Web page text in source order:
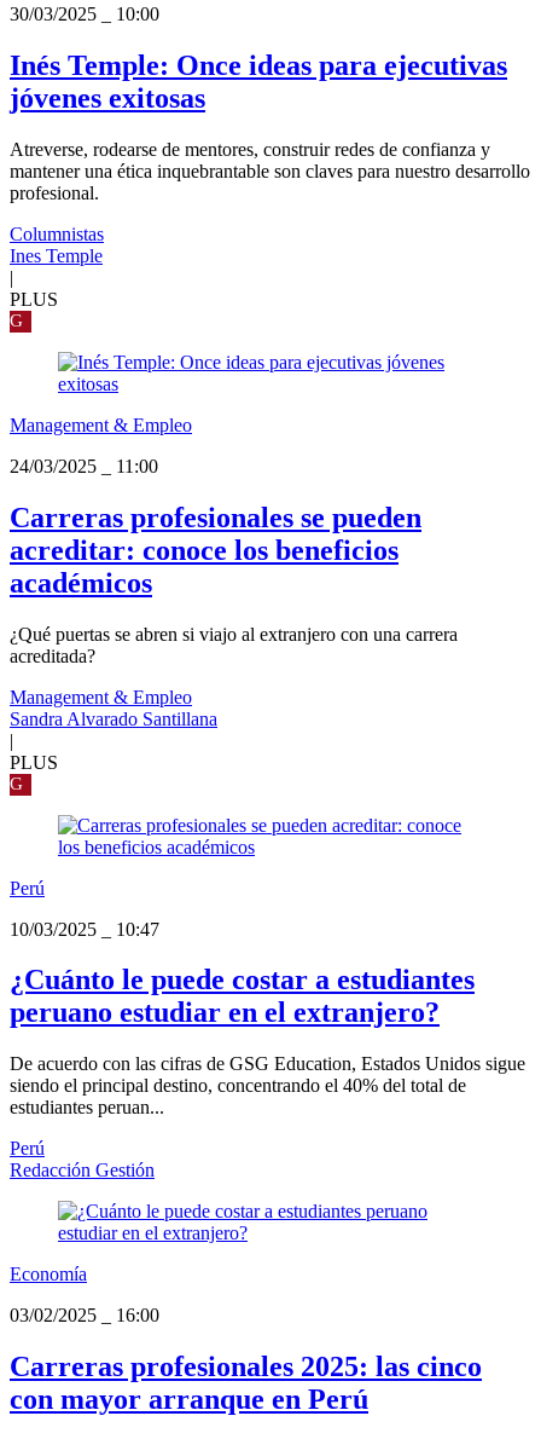
30/03/2025
10:00
Inés Temple: Once ideas para ejecutivas
jóvenes exitosas
Atreverse, rodearse de mentores, construir redes de confianza y
mantener una ética inquebrantable son claves para nuestro desarrollo
profesional.
Columnistas
Ines Temple
|
PLUS
G
Management & Empleo
24/03/2025
11:00
Carreras profesionales se pueden
acreditar: conoce los beneficios
académicos
¿Qué puertas se abren si viajo al extranjero con una carrera
acreditada?
Management & Empleo
Sandra Alvarado Santillana
|
PLUS
G
Perú
10/03/2025
10:47
¿Cuánto le puede costar a estudiantes
peruano estudiar en el extranjero?
De acuerdo con las cifras de GSG Education, Estados Unidos sigue
siendo el principal destino, concentrando el 40% del total de
estudiantes peruan...
Perú
Redacción Gestión
Economía
03/02/2025
16:00
Carreras profesionales 2025: las cinco
con mayor arranque en Perú